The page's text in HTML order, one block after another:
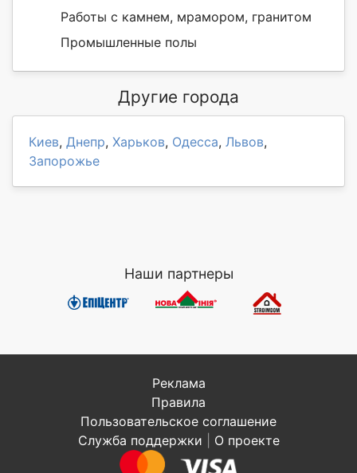
Работы с камнем, мрамором, гранитом
Промышленные полы
Другие города
Киев, Днепр, Харьков, Одесса, Львов,
Запорожье
Наши партнеры
Реклама
Правила
Пользовательское соглашение
Служба поддержки
О проекте